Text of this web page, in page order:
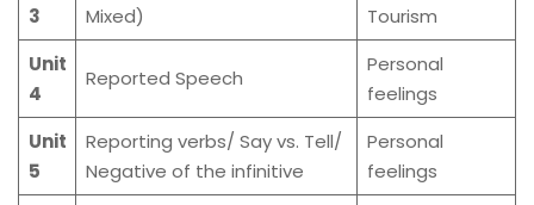
3
Mixed)
Tourism
Unit
4
Reported Speech
Personal
feelings
Unit
5
Reporting verbs/ Say vs. Tell/
Negative of the infinitive
Personal
feelings